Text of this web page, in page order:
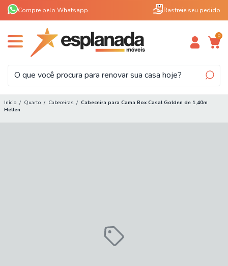
Compre pelo Whatsapp Rastreie seu pedido
0
Início / Quarto / Cabeceiras / Cabeceira para Cama Box Casal Golden de 1,40m
Hellen